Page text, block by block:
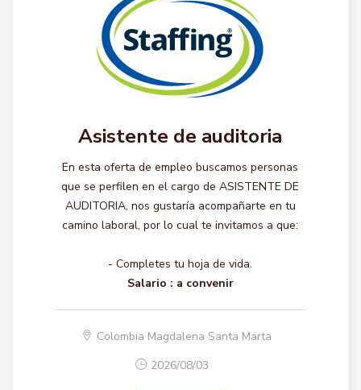
Asistente de auditoria
En esta oferta de empleo buscamos personas
que se perfilen en el cargo de ASISTENTE DE
AUDITORIA, nos gustaría acompañarte en tu
camino laboral, por lo cual te invitamos a que:
- Completes tu hoja de vida.
Salario : a convenir
Colombia Magdalena Santa Marta
2026/08/03